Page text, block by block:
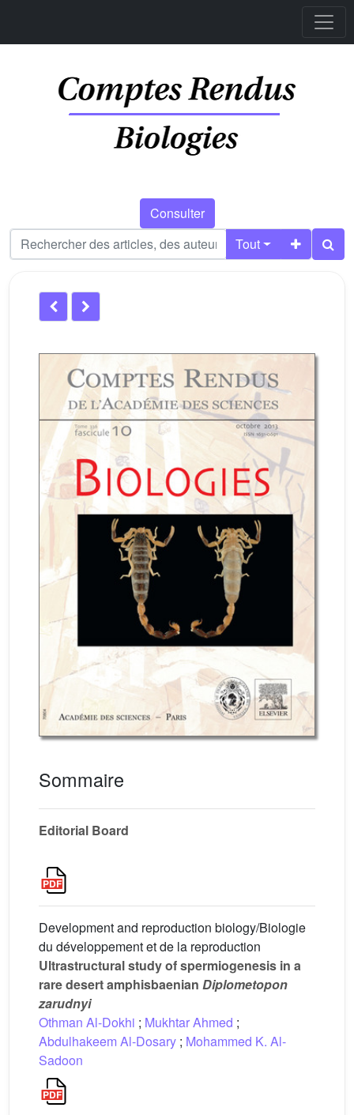
Consulter
Tout
Sommaire
Editorial Board
Development and reproduction biology/Biologie
du développement et de la reproduction
Ultrastructural study of spermiogenesis in a
rare desert amphisbaenian Diplometopon
zarudnyi
Othman Al-Dokhi ; Mukhtar Ahmed ;
Abdulhakeem Al-Dosary ; Mohammed K. Al-
Sadoon